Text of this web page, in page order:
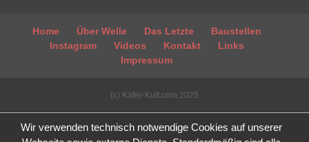
Home Über Welle Das Letzte
Baustellen
Instagram
Videos Kontakt
Links
Impressum
(c) Käfer-Kult.com 2025
Wir verwenden technisch notwendige Cookies auf unserer